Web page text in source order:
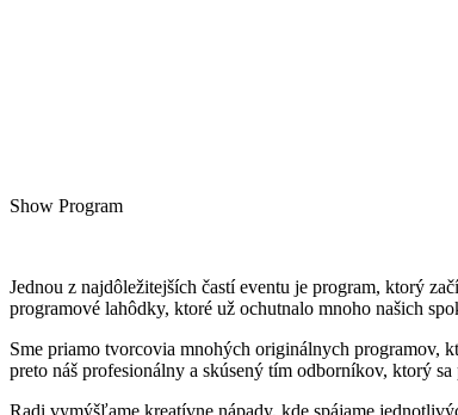
Show Program
Jednou z najdôležitejších častí eventu je program, ktorý
programové lahôdky, ktoré už ochutnalo mnoho našich
Sme priamo tvorcovia mnohých originálnych programov,
preto náš profesionálny a skúsený tím odborníkov, ktorý
Radi vymýšľame kreatívne nápady, kde spájame